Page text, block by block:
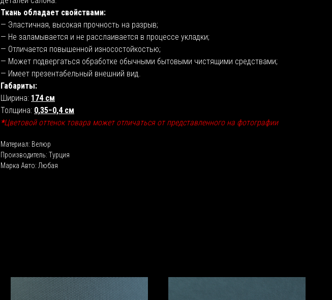
Ткань обладает свойствами:
— Эластичная, высокая прочность на разрыв;
— Не заламывается и не расслаивается в процессе укладки;
— Отличается повышенной износостойкостью;
— Может подвергаться обработке обычными бытовыми чистящими средствами;
— Имеет презентабельный внешний вид.
Габариты:
Ширина: 174 см
Толщина: 0,35−0,4 см
*Цветовой оттенок товара может отличаться от представленного на фотографии
Материал: Велюр
Производитель: Турция
Марка Авто: Любая